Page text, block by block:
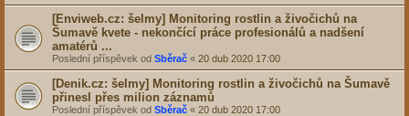
[Enviweb.cz: šelmy] Monitoring rostlin a živočichů na
Šumavě kvete - nekončící práce profesionálů a nadšení
amatérů ...
Poslední příspěvek od Sběrač « 20 dub 2020 17:00
[Denik.cz: šelmy] Monitoring rostlin a živočichů na Šumavě
přinesl přes milion záznamů
Poslední příspěvek od Sběrač « 20 dub 2020 17:00